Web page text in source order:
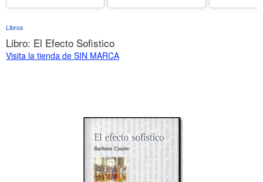
Libros
Libro: El Efecto Sofistico
Visita la tienda de SIN MARCA